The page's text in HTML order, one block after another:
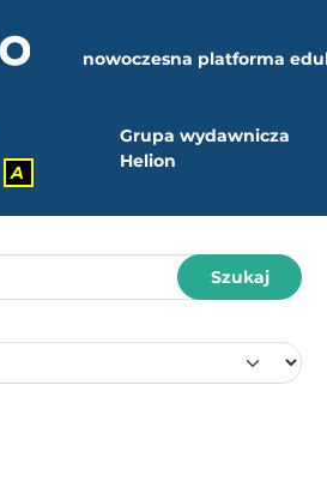
nowoczesna platforma
A
Grupa wydawnicza
Helion
Szukaj